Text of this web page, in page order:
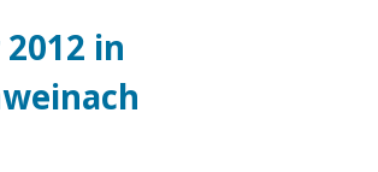
in